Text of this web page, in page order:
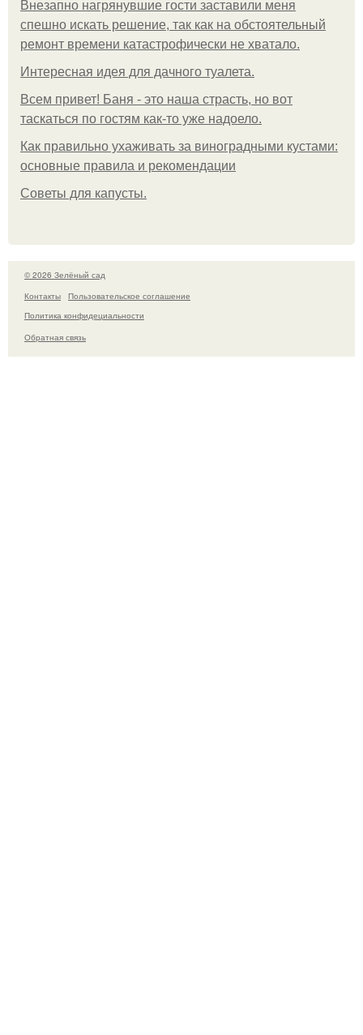
Внезапно нагрянувшие гости заставили меня
спешно искать решение, так как на обстоятельный
ремонт времени катастрофически не хватало.
Интересная идея для дачного туалета.
Всем привет! Баня - это наша страсть, но вот
таскаться по гостям как-то уже надоело.
Как правильно ухаживать за виноградными кустами:
основные правила и рекомендации
Советы для капусты.
© 2026 Зелёный сад
Контакты
Пользовательское соглашение
Политика конфидециальности
Обратная связь